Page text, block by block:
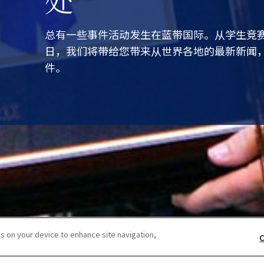
总有一些事件活动发生在蓝带国际。从学生竞
日，我们将带给您带来从世界各地的最新新闻
件。
your device to enhance site navigation,